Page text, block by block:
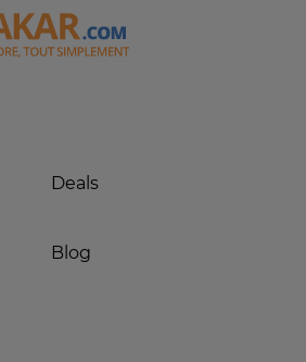
Deals
Blog